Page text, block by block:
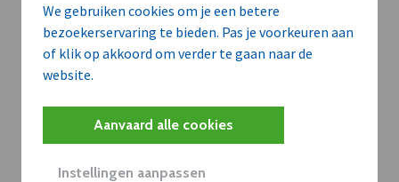
We gebruiken cookies om je een betere
bezoekerservaring te bieden. Pas je voorkeuren aan
of klik op akkoord om verder te gaan naar de
website.
Aanvaard alle cookies
Instellingen aanpassen